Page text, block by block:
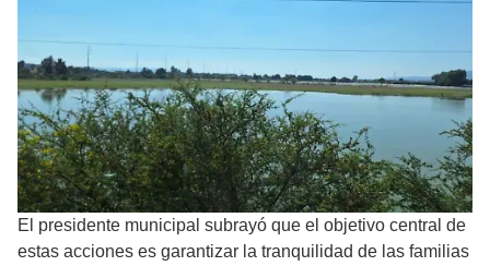
El presidente municipal subrayó que el objetivo central de
estas acciones es garantizar la tranquilidad de las familias